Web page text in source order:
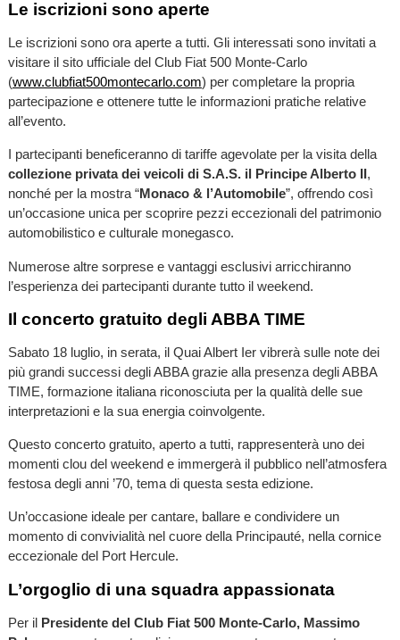
Le iscrizioni sono aperte
Le iscrizioni sono ora aperte a tutti. Gli interessati sono invitati a
visitare il sito ufficiale del Club Fiat 500 Monte-Carlo
(www.clubfiat500montecarlo.com) per completare la propria
partecipazione e ottenere tutte le informazioni pratiche relative
all’evento.
I partecipanti beneficeranno di tariffe agevolate per la visita della
collezione privata dei veicoli di S.A.S. il Principe Alberto II,
nonché per la mostra “Monaco & l’Automobile”, offrendo così
un’occasione unica per scoprire pezzi eccezionali del patrimonio
automobilistico e culturale monegasco.
Numerose altre sorprese e vantaggi esclusivi arricchiranno
l’esperienza dei partecipanti durante tutto il weekend.
Il concerto gratuito degli ABBA TIME
Sabato 18 luglio, in serata, il Quai Albert Ier vibrerà sulle note dei
più grandi successi degli ABBA grazie alla presenza degli ABBA
TIME, formazione italiana riconosciuta per la qualità delle sue
interpretazioni e la sua energia coinvolgente.
Questo concerto gratuito, aperto a tutti, rappresenterà uno dei
momenti clou del weekend e immergerà il pubblico nell’atmosfera
festosa degli anni ’70, tema di questa sesta edizione.
Un’occasione ideale per cantare, ballare e condividere un
momento di convivialità nel cuore della Principauté, nella cornice
eccezionale del Port Hercule.
L’orgoglio di una squadra appassionata
Per il Presidente del Club Fiat 500 Monte-Carlo, Massimo